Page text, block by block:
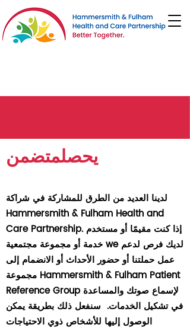
يحصلمتضمن
لدينا العديد من الطرق للمشاركة في شراكة
Hammersmith & Fulham Health and
Care Partnership. إذا كنت مقيمًا أو مستخدم
خدمة أو مجموعة مجتمعية we لديك فرص لدعم
عمل حملتنا أو حضور الأحداث أو الانضمام إلى
مجموعة Hammersmith & Fulham Patient
Reference Group لإسماع صوتك والمساعدة
في تشكيل الخدمات. سنفعل ذلك بطريقة يمكن
الوصول إليها للأشخاص ذوي الاحتياجات